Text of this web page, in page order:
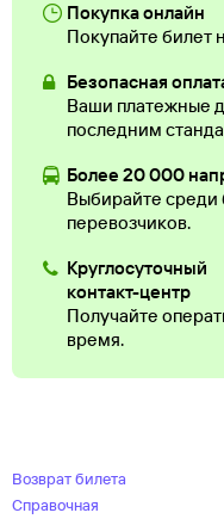
Покупка онлайн
Покупайте билет
Безопасная
Ваши платежные
последним
Более 20 000
Выбирайте среди
перевозчиков.
Круглосуточный
контакт-центр
Получайте
время.
Возврат билета
Справочная